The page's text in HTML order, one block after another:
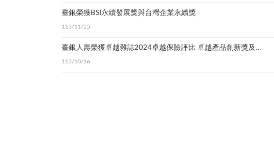
臺銀榮獲BSI永續發展獎與台灣企業永續獎
113/11/25
臺銀人壽榮獲卓越雜誌2024卓越保險評比 卓越產品創新獎及卓越ESG永續金融獎
113/10/16